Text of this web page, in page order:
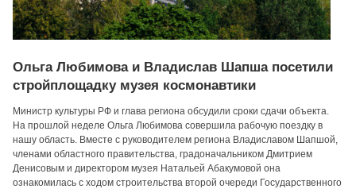
Ольга Любимова и Владислав Шапша посетили
стройплощадку музея космонавтики
Министр культуры РФ и глава региона обсудили сроки сдачи объекта.
На прошлой неделе Ольга Любимова совершила рабочую поездку в
нашу область. Вместе с руководителем региона Владиславом Шапшой,
членами областного правительства, градоначальником Дмитрием
Денисовым и директором музея Натальей Абакумовой она
ознакомилась с ходом строительства второй очереди Государственного